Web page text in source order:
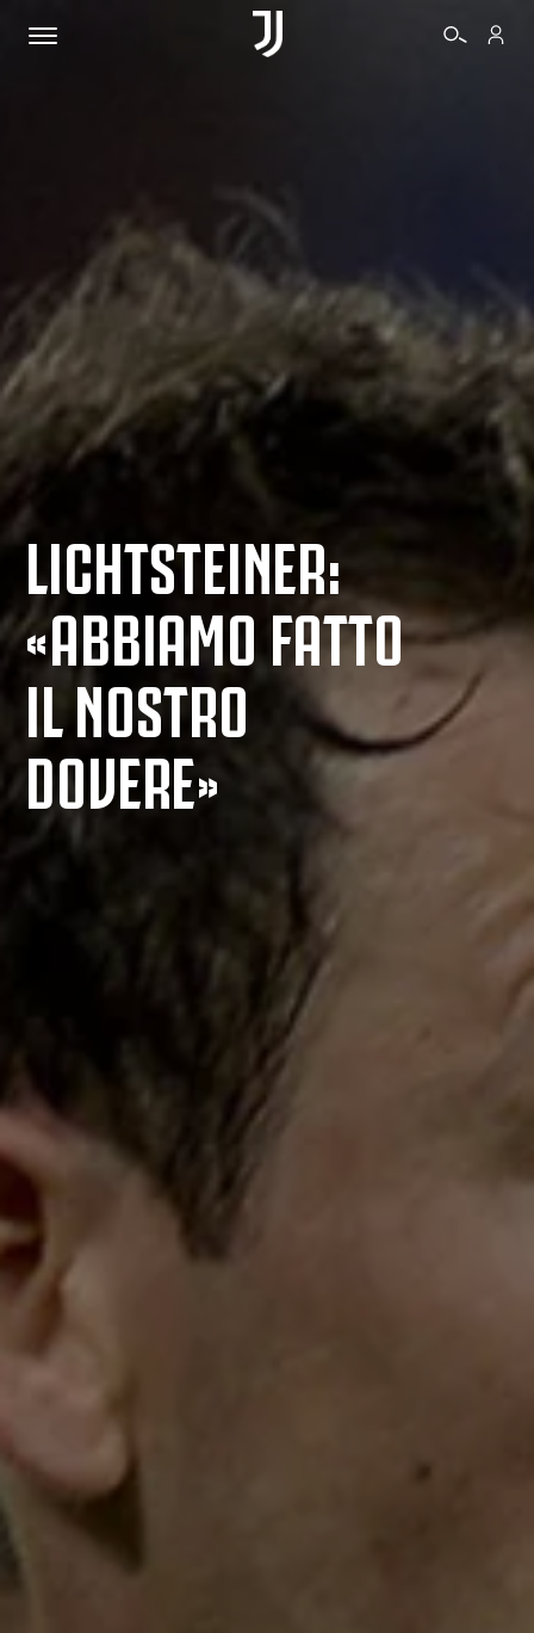
BIGLIETTI
SHOP
BIANCONERI
VIDEO
ALTRO
LICHTSTEINER:
«ABBIAMO FATTO
IL NOSTRO
DOVERE»